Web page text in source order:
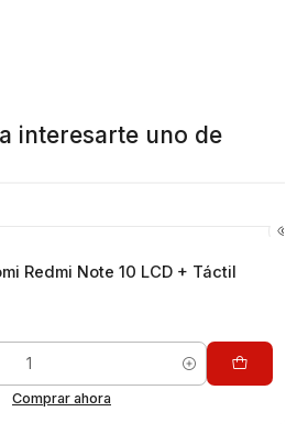
interesarte uno de
Redmi Note 10 LCD + Táctil
Comprar ahora